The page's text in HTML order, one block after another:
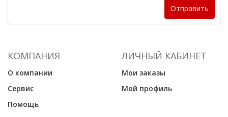
Отправить
КОМПАНИЯ
О компании
Сервис
Помощь
ЛИЧНЫЙ КАБИНЕТ
Мои заказы
Мой профиль